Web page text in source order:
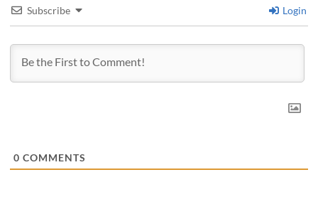
Subscribe Login
0 COMMENTS